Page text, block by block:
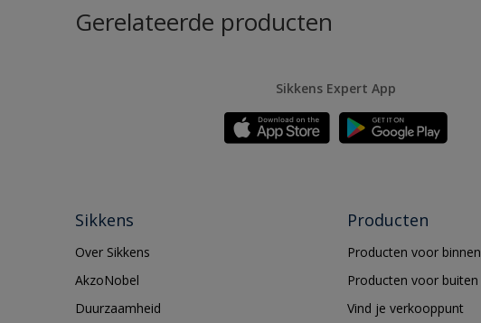
Gerelateerde producten
Sikkens Expert App
Sikkens
Over Sikkens
AkzoNobel
Duurzaamheid
Producten
Producten voor binnen
Producten voor buiten
Vind je verkooppunt